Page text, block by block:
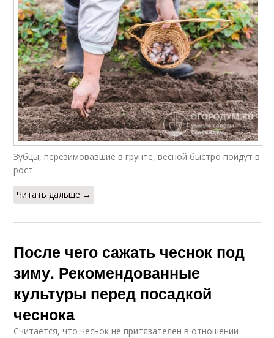
Зубцы, перезимовавшие в грунте, весной быстро пойдут в
рост
Читать дальше →
После чего сажать чеснок под
зиму. Рекомендованные
культуры перед посадкой
чеснока
Считается, что чеснок не притязателен в отношении